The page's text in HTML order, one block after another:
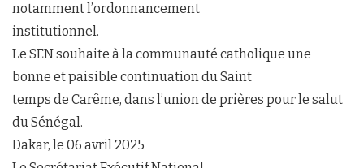
notamment l’ordonnancement
institutionnel.
Le SEN souhaite à la communauté catholique une
bonne et paisible continuation du Saint
temps de Carême, dans l’union de prières pour le salut
du Sénégal.
Dakar, le 06 avril 2025